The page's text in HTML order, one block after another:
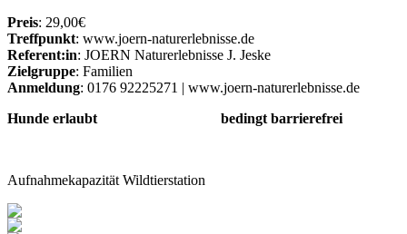
Preis: 29,00€
Treffpunkt: www.joern-naturerlebnisse.de
Referent:in: JOERN Naturerlebnisse J. Jeske
Zielgruppe: Familien
Anmeldung: 0176 92225271 | www.joern-naturerlebnisse.de
Hunde erlaubt bedingt barrierefrei
Aufnahmekapazität Wildtierstation